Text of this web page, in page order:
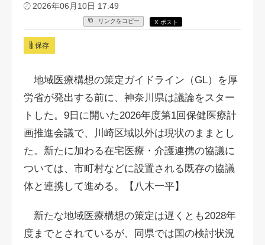
2026年06月10日 17:49
リンクをコピー X ポスト
保存
地域医療構想の策定ガイドライン（GL）を厚
労省が発出する前に、神奈川県は議論をスター
トした。9日に開いた2026年度第1回保健医療計
画推進会議で、川崎区域以外は現状のままとし
た。新たに加わる在宅医療・介護連携の協議に
ついては、市町村などに設置される既存の協議
体と連携して進める。【八木一平】
新たな地域医療構想の策定は遅くとも2028年
度までとされているが、同県では国の検討状況